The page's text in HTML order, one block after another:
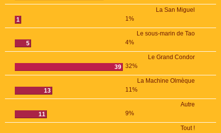
La San Miguel
1
1%
Le sous-marin de Tao
5
4%
Le Grand Condor
39 32%
La Machine Olmèque
13
11%
Autre
11
9%
Tout !